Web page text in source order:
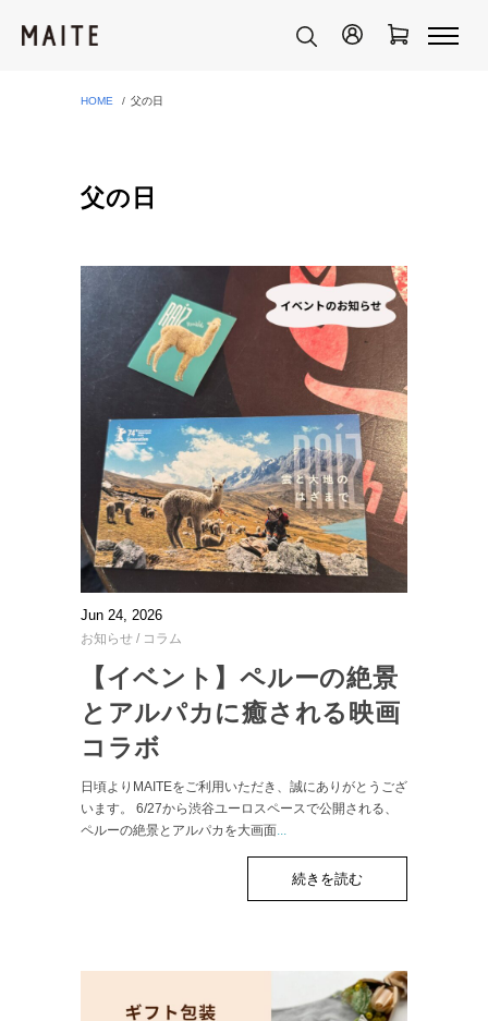
HOME 父の日
父の日
Jun 24, 2026
お知らせ / コラム
【イベント】ペルーの絶景
とアルパカに癒される映画
コラボ
日頃よりMAITEをご利用いただき、誠にありがとうござ
います。 6/27から渋谷ユーロスペースで公開される、
ペルーの絶景とアルパカを大画面...
続きを読む